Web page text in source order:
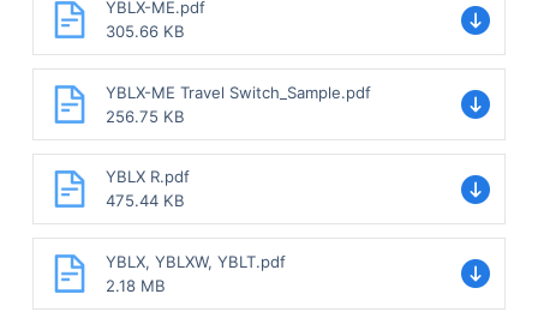
YBLX-ME.pdf
305.66 KB
YBLX-ME Travel Switch_Sample.pdf
256.75 KB
YBLX R.pdf
475.44 KB
YBLX, YBLXW, YBLT.pdf
2.18 MB